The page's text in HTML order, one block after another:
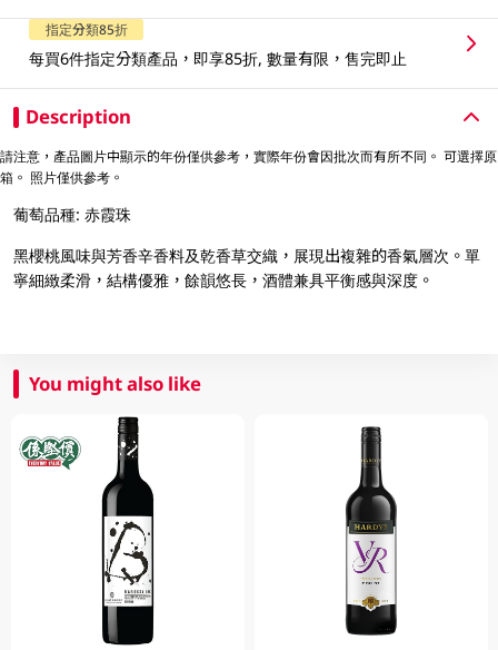
指定分類85折
每買6件指定分類產品，即享85折, 數量有限，售完即止
Description
請注意，產品圖片中顯示的年份僅供參考，實際年份會因批次而有所不同。 可選擇原
箱。 照片僅供參考。
葡萄品種: 赤霞珠
黑櫻桃風味與芳香辛香料及乾香草交織，展現出複雜的香氣層次。單
寧細緻柔滑，結構優雅，餘韻悠長，酒體兼具平衡感與深度。
You might also like